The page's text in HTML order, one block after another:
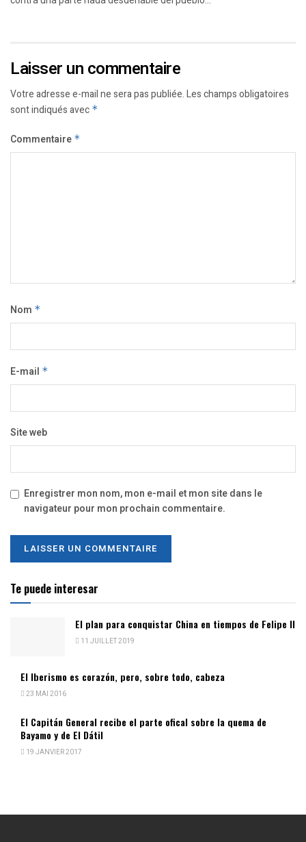
Laisser un commentaire
Votre adresse e-mail ne sera pas publiée.Les champs obligatoires
sont indiqués avec *
Commentaire *
Nom *
E-mail *
Site web
Enregistrer mon nom, mon e-mail et mon site dans le
navigateur pour mon prochain commentaire.
Te puede interesar
El plan para conquistar China en tiempos de Felipe II
11 JUILLET 2019
El Iberismo es corazón, pero, sobre todo, cabeza
23 MAI 2016
El Capitán General recibe el parte ofical sobre la quema de
Bayamo y de El Dátil
19 JANVIER 2017